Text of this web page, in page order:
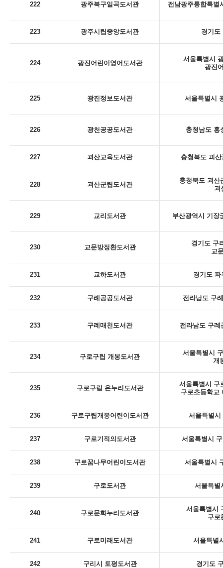
222 광주북구일곡도서관 전남광주통합특별
223 광주시립중앙도서관 경기도
224 광진어린이영어도서관
서울특별시
광진
225 광진정보도서관 서울특별시
226 광천공공도서관 충청남도 홍
227 괴산교육도서관 충청북도 괴
228 괴산군립도서관
충청북도 괴산
괴
229 교리도서관 부산광역시 기장
230 교문방정환도서관
경기도 구
교
231 교하도서관 경기도 파
232 구례공공도서관 전라남도 구
233 구례매천도서관 전라남도 구례
234 구로구립 개봉도서관
서울특별시
개
235 구로구립 온누리도서관
서울특별시 구
구로초등학교
236 구로구립개봉어린이도서관 서울특별시
237 구로기적의도서관 서울특별시
238 구로꿈나무어린이도서관 서울특별시
239 구로도서관 서울특별
240 구로문화누리도서관
서울특별시
구로
241 구로미래도서관 서울특별
242 구리시 토평도서관 경기도